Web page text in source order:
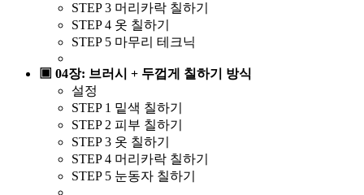
STEP 3 머리카락 칠하기
STEP 4 옷 칠하기
STEP 5 마무리 테크닉
▣ 04장: 브러시 + 두껍게 칠하기 방식
설정
STEP 1 밑색 칠하기
STEP 2 피부 칠하기
STEP 3 옷 칠하기
STEP 4 머리카락 칠하기
STEP 5 눈동자 칠하기